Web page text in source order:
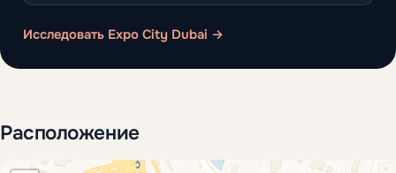
Исследовать Expo City Dubai →
Расположение